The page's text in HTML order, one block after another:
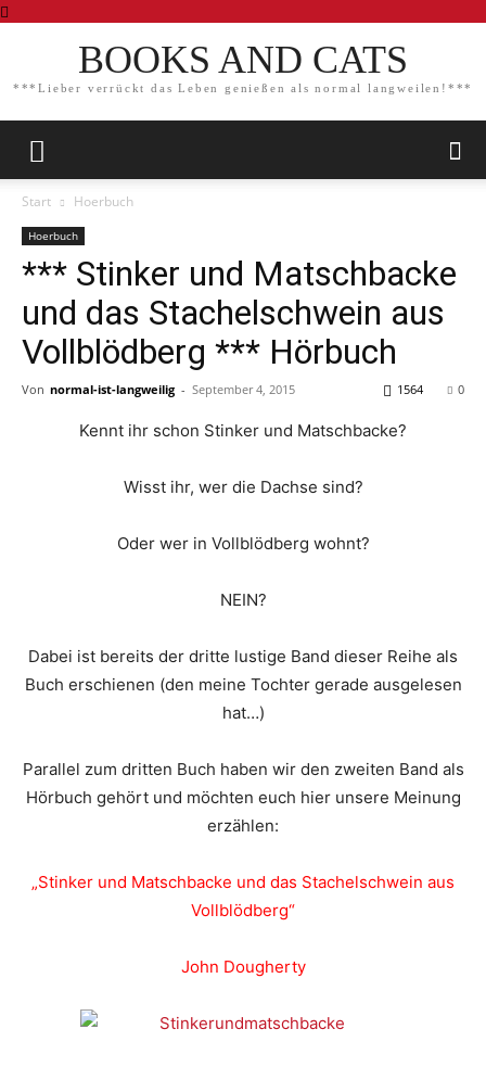
BOOKS AND CATS
***Lieber verrückt das Leben genießen als normal langweilen!***
Start Hoerbuch
Hoerbuch
*** Stinker und Matschbacke
und das Stachelschwein aus
Vollblödberg *** Hörbuch
Von normal-ist-langweilig - September 4, 2015 0
1564
Kennt ihr schon Stinker und Matschbacke?
Wisst ihr, wer die Dachse sind?
Oder wer in Vollblödberg wohnt?
NEIN?
Dabei ist bereits der dritte lustige Band dieser Reihe als
Buch erschienen (den meine Tochter gerade ausgelesen
hat…)
Parallel zum dritten Buch haben wir den zweiten Band als
Hörbuch gehört und möchten euch hier unsere Meinung
erzählen:
„Stinker und Matschbacke und das Stachelschwein aus
Vollblödberg“
John Dougherty